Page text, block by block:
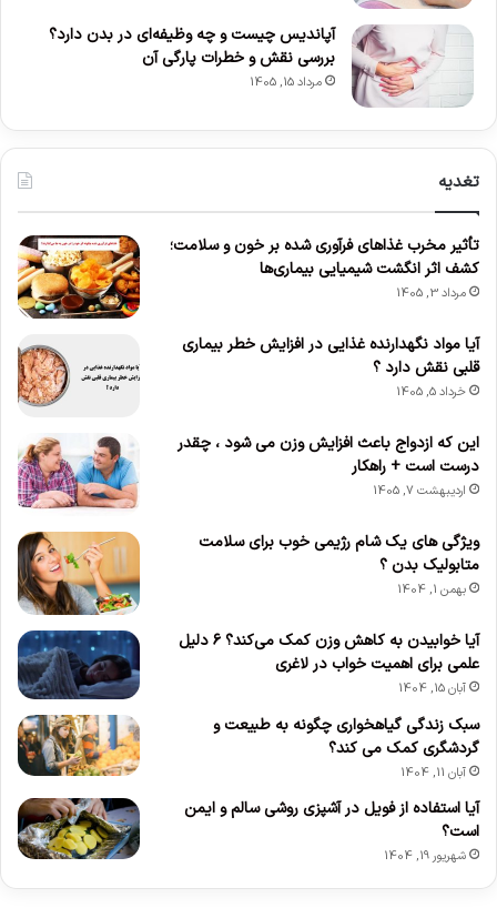
آپاندیس چیست و چه وظیفه‌ای در بدن دارد؟
بررسی نقش و خطرات پارگی آن
مرداد 15, 1405
تغدیه
تأثیر مخرب غذاهای فرآوری شده بر خون و سلامت؛
کشف اثر انگشت شیمیایی بیماری‌ها
مرداد 3, 1405
آیا مواد نگهدارنده غذایی در افزایش خطر بیماری
قلبی نقش دارد ؟
خرداد 5, 1405
این که ازدواج باعث افزایش وزن می‌ شود ، چقدر
درست است + راهکار
اردیبهشت 7, 1405
ویژگی های یک شام رژیمی خوب برای سلامت
متابولیک بدن ؟
بهمن 1, 1404
آیا خوابیدن به کاهش وزن کمک می‌کند؟ ۶ دلیل
علمی برای اهمیت خواب در لاغری
آبان 15, 1404
سبک زندگی گیاهخواری چگونه به طبیعت و
گردشگری کمک می کند؟
آبان 11, 1404
آیا استفاده از فویل در آشپزی روشی سالم و ایمن
است؟
شهریور 19, 1404